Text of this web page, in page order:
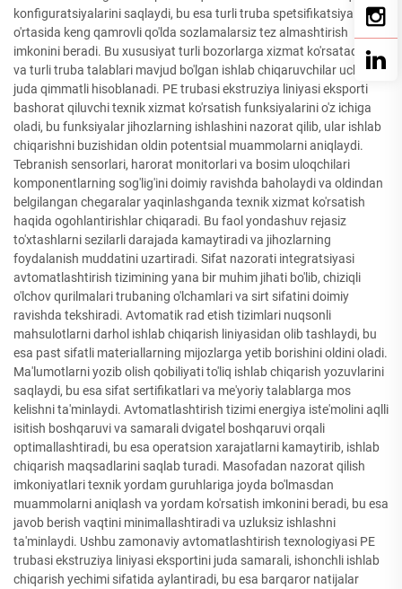
konfiguratsiyalarini saqlaydi, bu esa turli truba spetsifikatsiyalari
o'rtasida keng qamrovli qo'lda sozlamalarsiz tez almashtirish
imkonini beradi. Bu xususiyat turli bozorlarga xizmat ko'rsatadigan
va turli truba talablari mavjud bo'lgan ishlab chiqaruvchilar uchun
juda qimmatli hisoblanadi. PE trubasi ekstruziya liniyasi eksporti
bashorat qiluvchi texnik xizmat ko'rsatish funksiyalarini o'z ichiga
oladi, bu funksiyalar jihozlarning ishlashini nazorat qilib, ular ishlab
chiqarishni buzishidan oldin potentsial muammolarni aniqlaydi.
Tebranish sensorlari, harorat monitorlari va bosim uloqchilari
komponentlarning sog'lig'ini doimiy ravishda baholaydi va oldindan
belgilangan chegaralar yaqinlashganda texnik xizmat ko'rsatish
haqida ogohlantirishlar chiqaradi. Bu faol yondashuv rejasiz
to'xtashlarni sezilarli darajada kamaytiradi va jihozlarning
foydalanish muddatini uzartiradi. Sifat nazorati integratsiyasi
avtomatlashtirish tizimining yana bir muhim jihati bo'lib, chiziqli
o'lchov qurilmalari trubaning o'lchamlari va sirt sifatini doimiy
ravishda tekshiradi. Avtomatik rad etish tizimlari nuqsonli
mahsulotlarni darhol ishlab chiqarish liniyasidan olib tashlaydi, bu
esa past sifatli materiallarning mijozlarga yetib borishini oldini oladi.
Ma'lumotlarni yozib olish qobiliyati to'liq ishlab chiqarish yozuvlarini
saqlaydi, bu esa sifat sertifikatlari va me'yoriy talablarga mos
kelishni ta'minlaydi. Avtomatlashtirish tizimi energiya iste'molini aqlli
isitish boshqaruvi va samarali dvigatel boshqaruvi orqali
optimallashtiradi, bu esa operatsion xarajatlarni kamaytirib, ishlab
chiqarish maqsadlarini saqlab turadi. Masofadan nazorat qilish
imkoniyatlari texnik yordam guruhlariga joyda bo'lmasdan
muammolarni aniqlash va yordam ko'rsatish imkonini beradi, bu esa
javob berish vaqtini minimallashtiradi va uzluksiz ishlashni
ta'minlaydi. Ushbu zamonaviy avtomatlashtirish texnologiyasi PE
trubasi ekstruziya liniyasi eksportini juda samarali, ishonchli ishlab
chiqarish yechimi sifatida aylantiradi, bu esa barqaror natijalar